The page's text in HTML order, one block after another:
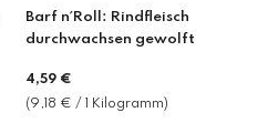
Barf n´Roll: Rindfleisch
durchwachsen gewolft
Normaler
Preis
4,59 €
(9,18 € / 1 Kilogramm)